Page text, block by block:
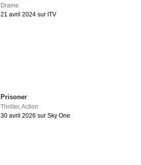
Drame
21 avril 2024 sur ITV
Prisoner
Thriller,Action
30 avril 2026 sur Sky One